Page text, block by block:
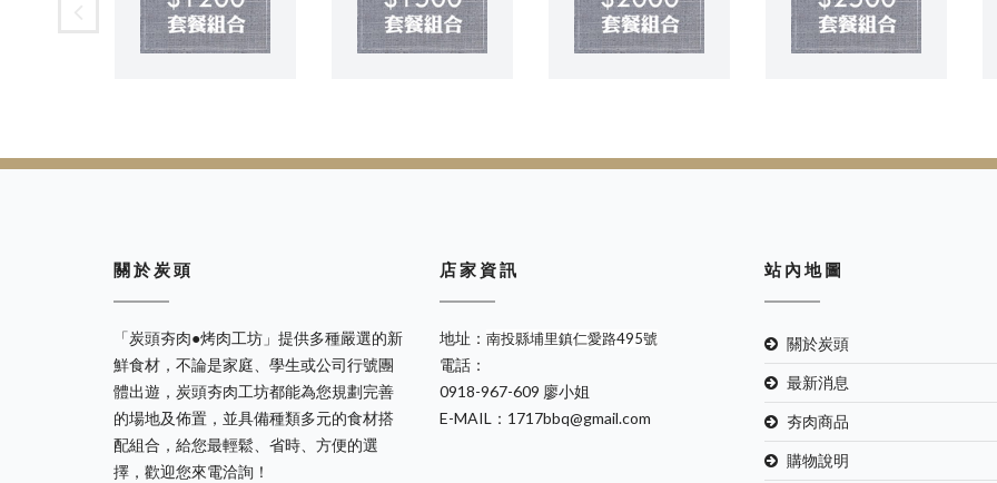
關 於 炭 頭
「炭頭夯肉●烤肉工坊」提供多種嚴選的新
鮮食材，不論是家庭、學生或公司行號團
體出遊，炭頭夯肉工坊都能為您規劃完善
的場地及佈置，並具備種類多元的食材搭
配組合，給您最輕鬆、省時、方便的選
擇，歡迎您來電洽詢！
店 家 資 訊
地址： 南投縣埔里鎮仁愛路495號
電話：
0918-967-609 廖小姐
E-MAIL：1717bbq@gmail.com
站 內 地 圖
關於炭頭
最新消息
夯肉商品
購物說明